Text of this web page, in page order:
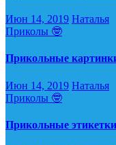
Июн 14, 2019 Наталья
Приколы 🤓
Прикольные
Июн 14, 2019 Наталья
Приколы 🤓
Прикольные